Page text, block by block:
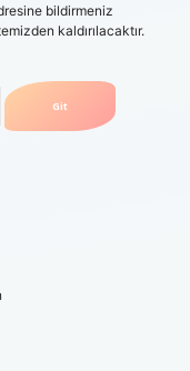
bildirmeniz
kaldırılacaktır.